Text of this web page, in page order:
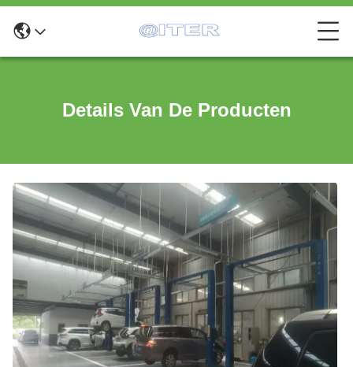
Details Van De Producten